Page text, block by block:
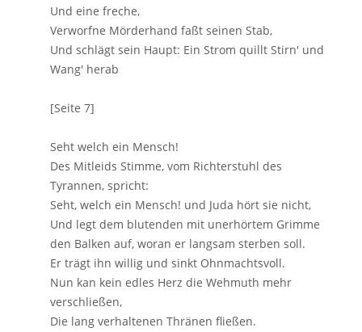
Und eine freche,
Verworfne Mörderhand faßt seinen Stab,
Und schlägt sein Haupt: Ein Strom quillt Stirn' und
Wang' herab
[Seite 7]
Seht welch ein Mensch!
Des Mitleids Stimme, vom Richterstuhl des
Tyrannen, spricht:
Seht, welch ein Mensch! und Juda hört sie nicht,
Und legt dem blutenden mit unerhörtem Grimme
den Balken auf, woran er langsam sterben soll.
Er trägt ihn willig und sinkt Ohnmachtsvoll.
Nun kan kein edles Herz die Wehmuth mehr
verschließen,
Die lang verhaltenen Thränen fließen.